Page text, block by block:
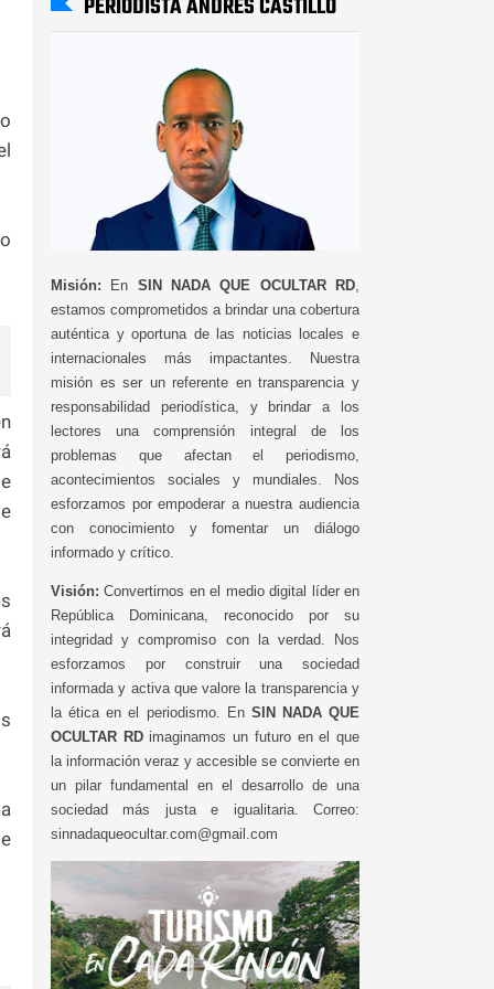
PERIODISTA ANDRÉS CASTILLO
Misión: En SIN NADA QUE OCULTAR RD
estamos comprometidos a brindar una cobertura
auténtica y oportuna de las noticias locales e
internacionales más impactantes. Nuestra
misión es ser un referente en transparencia y
responsabilidad periodística, y brindar a los
lectores una comprensión integral de los
problemas que afectan el periodismo,
acontecimientos sociales y mundiales. Nos
esforzamos por empoderar a nuestra audiencia
con conocimiento y fomentar un diálogo
informado y crítico.
Visión: Convertirnos en el medio digital líder en
República Dominicana, reconocido por su
integridad y compromiso con la verdad. Nos
esforzamos por construir una sociedad
informada y activa que valore la transparencia y
la ética en el periodismo. En SIN NADA QUE
OCULTAR RDimaginamos un futuro en el que
la información veraz y accesible se convierte en
un pilar fundamental en el desarrollo de una
sociedad más justa e igualitaria. Correo:
sinnadaqueocultar.com@gmail.com